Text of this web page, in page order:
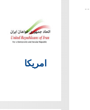
امریکا